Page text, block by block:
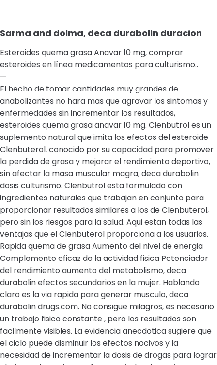
Sarma and dolma, deca durabolin duracion
Esteroides quema grasa Anavar 10 mg, comprar
esteroides en línea medicamentos para culturismo..
—
El hecho de tomar cantidades muy grandes de
anabolizantes no hara mas que agravar los sintomas y
enfermedades sin incrementar los resultados,
esteroides quema grasa anavar 10 mg. Clenbutrol es un
suplemento natural que imita los efectos del esteroide
Clenbuterol, conocido por su capacidad para promover
la perdida de grasa y mejorar el rendimiento deportivo,
sin afectar la masa muscular magra, deca durabolin
dosis culturismo. Clenbutrol esta formulado con
ingredientes naturales que trabajan en conjunto para
proporcionar resultados similares a los de Clenbuterol,
pero sin los riesgos para la salud. Aqui estan todas las
ventajas que el Clenbuterol proporciona a los usuarios.
Rapida quema de grasa Aumento del nivel de energia
Complemento eficaz de la actividad fisica Potenciador
del rendimiento aumento del metabolismo, deca
durabolin efectos secundarios en la mujer. Hablando
claro es la via rapida para generar musculo, deca
durabolin drugs.com. No consigue milagros, es necesario
un trabajo fisico constante , pero los resultados son
facilmente visibles. La evidencia anecdotica sugiere que
el ciclo puede disminuir los efectos nocivos y la
necesidad de incrementar la dosis de drogas para lograr